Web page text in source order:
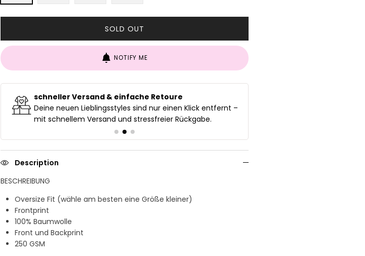
SOLD OUT
NOTIFY ME
schneller Versand & einfache Retoure
Deine neuen Lieblingsstyles sind nur einen Klick entfernt –
mit schnellem Versand und stressfreier Rückgabe.
Description
BESCHREIBUNG
Oversize Fit (wähle am besten eine Größe kleiner)
Frontprint
100% Baumwolle
Front und Backprint
250 GSM